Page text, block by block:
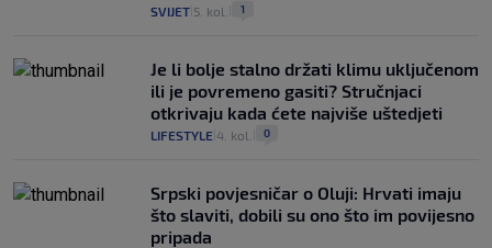
SVIJET 5. kol. 1
Je li bolje stalno držati klimu uključenom
ili je povremeno gasiti? Stručnjaci
otkrivaju kada ćete najviše uštedjeti
LIFESTYLE 4. kol. 0
Srpski povjesničar o Oluji: Hrvati imaju
što slaviti, dobili su ono što im povijesno
pripada